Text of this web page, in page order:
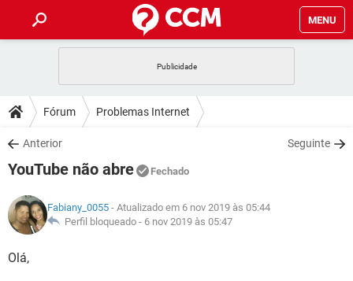
MENU
CELULAR FACEBOOK
OUTLOOK
INSTAGRAM GMAIL
GUIA DE COMPRAS
DICAS
JOGOS WHATSAPP
INSTAGRAM GMAIL
GUIA DE COMPRAS
DOWNLOADS
JOGOS WHATSAPP
CELULAR
OUTLOOK EXCEL
INSTAGRAM
JOGOS WHATSAPP
CELULAR
OUTLOOK
GLOSSÁRIO
JOGOS
Fórum Problemas Internet
Anterior Seguinte
YouTube não abre Fechado
Fabiany_0055 - Atualizado em 6 nov 2019 às 05:44
Perfil bloqueado - 6 nov 2019 às 05:47
Olá,